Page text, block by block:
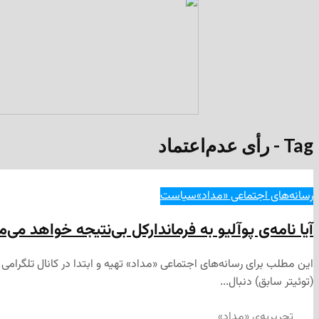
Tag - رأی عدم‌اعتماد
رسانه‌های اجتماعی «مداد»سیاست
آیا نامه‌ی پوآلیو به فرماندارکل بی‌نتیجه خواهد
(توئیتر سابق) دنبال...